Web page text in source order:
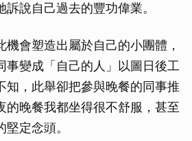
說自己過去的豐功偉業。
機會塑造出屬於自己的小團體，
事變成「自己的人」以圖日後工
知，此舉卻把參與晚餐的同事推
的晚餐我都坐得很不舒服，甚至
定念頭。